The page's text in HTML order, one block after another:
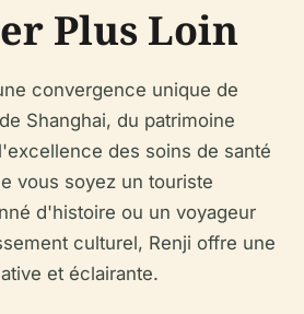
Plus Loin
convergence unique de
Shanghai, du patrimoine
des soins de santé
vous soyez un touriste
d'histoire ou un voyageur
culturel, Renji offre une
et éclairante.